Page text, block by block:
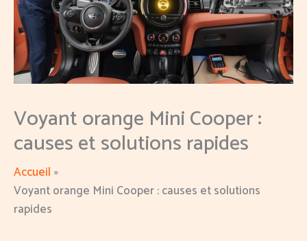
Voyant orange Mini Cooper :
causes et solutions rapides
Accueil
Voyant orange Mini Cooper : causes et solutions
rapides